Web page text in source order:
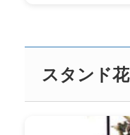
スタンド花